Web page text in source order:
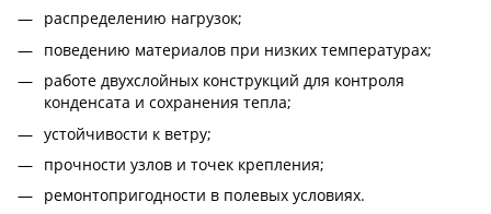
распределению нагрузок;
поведению материалов при низких температурах;
работе двухслойных конструкций для контроля
конденсата и сохранения тепла;
устойчивости к ветру;
прочности узлов и точек крепления;
ремонтопригодности в полевых условиях.